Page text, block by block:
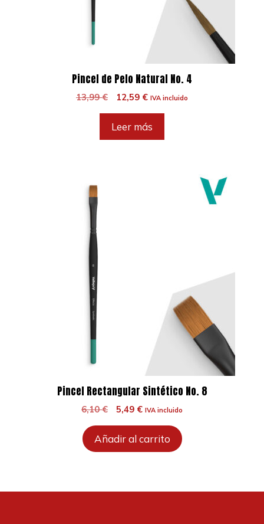
Pincel de Pelo Natural No. 4
13,99€
El
original
era:
12,59 €El
es:
IVA incluido
Leer más
Pincel Rectangular Sintético No. 8
6,10€
El
original
era:
5,49 €El
actual
es:
IVA incluido
Añadir al carrito